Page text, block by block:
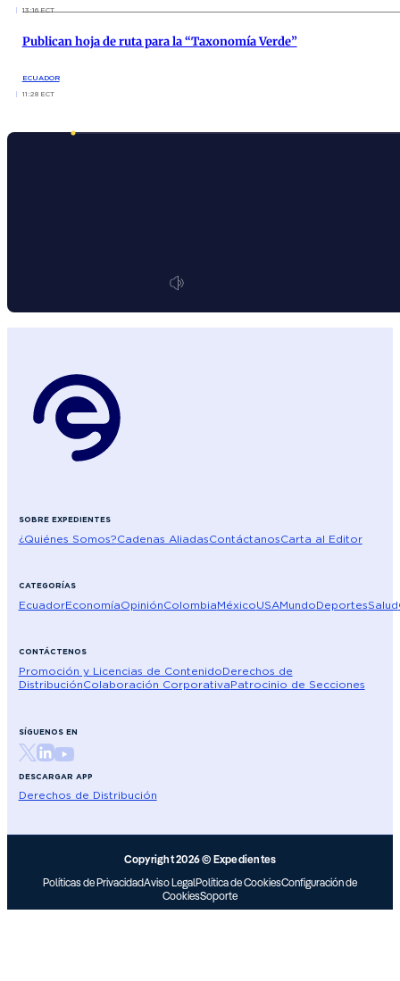
13:16 ECT
Publican hoja de ruta para la “Taxonomía Verde”
ECUADOR
11:28 ECT
SOBRE EXPEDIENTES
¿Quiénes Somos?Cadenas AliadasContáctanosCarta al Editor
CATEGORÍAS
EcuadorEconomíaOpiniónColombiaMéxicoUSAMundoDeportesSalud
CONTÁCTENOS
Promoción y Licencias de ContenidoDerechos de
DistribuciónColaboración CorporativaPatrocinio de Secciones
SÍGUENOS EN
DESCARGAR APP
Derechos de Distribución
Copyright 2026 © Expedientes
Políticas de PrivacidadAviso LegalPolítica de CookiesConfiguración de
CookiesSoporte